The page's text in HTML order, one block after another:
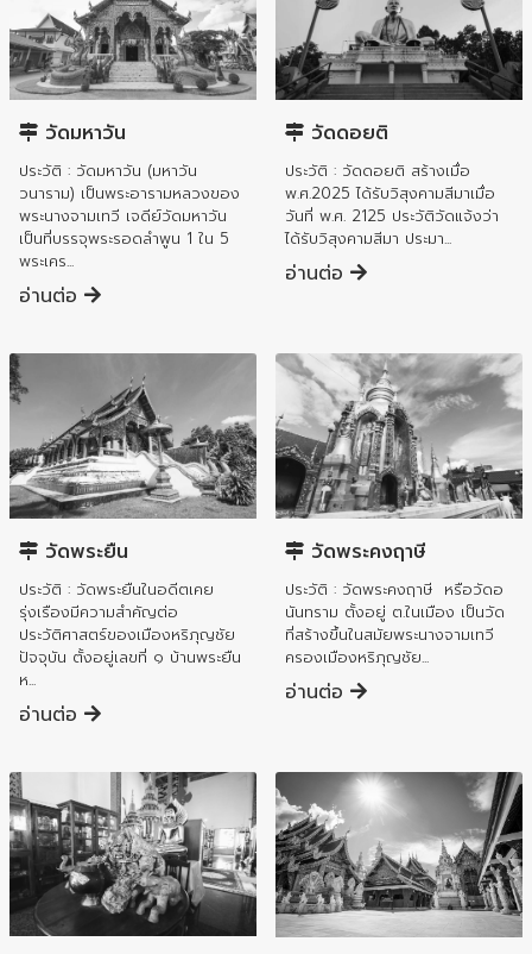
อำเภอเมืองลำพูน
วัดมหาวัน
ประวัติ : วัดมหาวัน (มหาวัน
วนาราม) เป็นพระอารามหลวงของ
พระนางจามเทวี เจดีย์วัดมหาวัน
เป็นที่บรรจุพระรอดลำพูน 1 ใน 5
พระเคร...
อ่านต่อ
อำเภอเมืองลำพูน
วัดดอยติ
ประวัติ : วัดดอยติ สร้างเมื่อ
พ.ศ.2025 ได้รับวิสุงคามสีมาเมื่อ
วันที่ พ.ศ. 2125 ประวัติวัดแจ้งว่า
ได้รับวิสุงคามสีมา ประมา...
อ่านต่อ
อำเภอเมืองลำพูน
วัดพระยืน
ประวัติ : วัดพระยืนในอดีตเคย
รุ่งเรืองมีความสำคัญต่อ
ประวัติศาสตร์ของเมืองหริภุญชัย
ปัจจุบัน ตั้งอยู่เลขที่ ๑ บ้านพระยืน
ห...
อ่านต่อ
อำเภอเมืองลำพูน
วัดพระคงฤาษี
ประวัติ : วัดพระคงฤาษี หรือวัดอ
นันทราม ตั้งอยู่ ต.ในเมือง เป็นวัด
ที่สร้างขึ้นในสมัยพระนางจามเทวี
ครองเมืองหริภุญชัย...
อ่านต่อ
อำเภอเมืองลำพูน อำเภอเมืองลำพูน